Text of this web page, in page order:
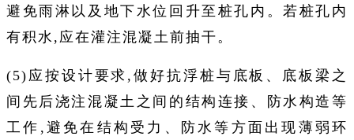
避免雨淋以及地下水位回升至桩孔内。若桩孔内
有积水,应在灌注混凝土前抽干。
(5)应按设计要求,做好抗浮桩与底板、底板梁之
间先后浇注混凝土之间的结构连接、防水构造等
工作,避免在结构受力、防水等方面出现薄弱环